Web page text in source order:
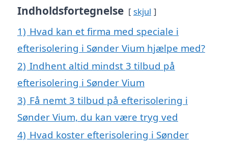
Indholdsfortegnelse skjul
1) Hvad kan et firma med speciale i
efterisolering i Sønder Vium hjælpe med?
2) Indhent altid mindst 3 tilbud på
efterisolering i Sønder Vium
3) Få nemt 3 tilbud på efterisolering i
Sønder Vium, du kan være tryg ved
4) Hvad koster efterisolering i Sønder